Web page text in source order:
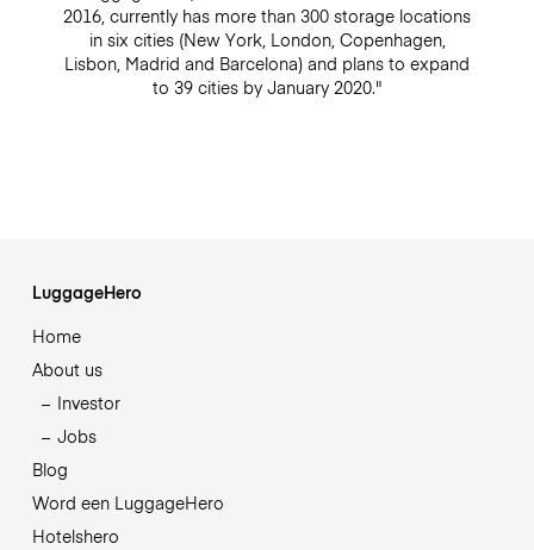
2016, currently has more than 300 storage locations
in six cities (New York, London, Copenhagen,
Lisbon, Madrid and Barcelona) and plans to expand
to 39 cities by January 2020."
LuggageHero
Home
About us
Investor
Jobs
Blog
Word een LuggageHero
Hotelshero